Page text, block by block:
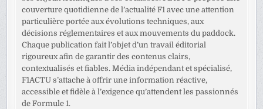
couverture quotidienne de l’actualité F1 avec une attention
particulière portée aux évolutions techniques, aux
décisions réglementaires et aux mouvements du paddock.
Chaque publication fait l’objet d’un travail éditorial
rigoureux afin de garantir des contenus clairs,
contextualisés et fiables. Média indépendant et spécialisé,
F1ACTU s’attache à offrir une information réactive,
accessible et fidèle à l’exigence qu’attendent les passionnés
de Formule 1.